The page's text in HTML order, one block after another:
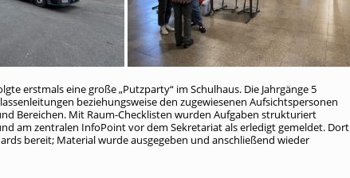
erstmals eine große „Putzparty“ im Schulhaus. Die Jahrgänge 5
beziehungsweise den zugewiesenen Aufsichtspersonen
Bereichen. Mit Raum-Checklisten wurden Aufgaben strukturiert
am zentralen InfoPoint vor dem Sekretariat als erledigt gemeldet. Dort
bereit; Material wurde ausgegeben und anschließend wieder